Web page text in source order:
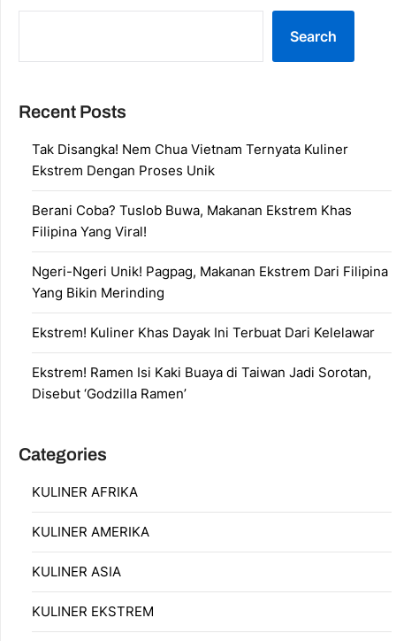
Search
Recent Posts
Tak Disangka! Nem Chua Vietnam Ternyata Kuliner
Ekstrem Dengan Proses Unik
Berani Coba? Tuslob Buwa, Makanan Ekstrem Khas
Filipina Yang Viral!
Ngeri-Ngeri Unik! Pagpag, Makanan Ekstrem Dari Filipina
Yang Bikin Merinding
Ekstrem! Kuliner Khas Dayak Ini Terbuat Dari Kelelawar
Ekstrem! Ramen Isi Kaki Buaya di Taiwan Jadi Sorotan,
Disebut ‘Godzilla Ramen’
Categories
KULINER AFRIKA
KULINER AMERIKA
KULINER ASIA
KULINER EKSTREM